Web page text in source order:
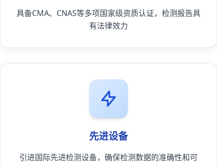
具备CMA、CNAS等多项国家级资质认证，检测报告具
有法律效力
先进设备
引进国际先进检测设备，确保检测数据的准确性和可